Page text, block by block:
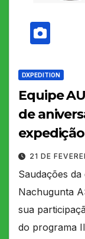
DXPEDITION
Equipe
de
expedição
21 DE
Saudações
Nachugunta
sua
do programa